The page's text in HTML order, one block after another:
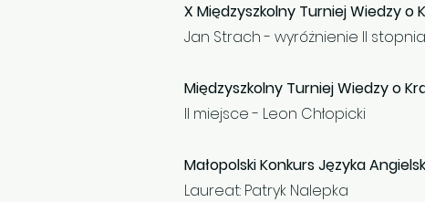
X Międzyszkolny Turniej Wiedzy o
Jan Strach - wyróżnienie II stopnia
Międzyszkolny Turniej Wiedzy o
II miejsce - Leon Chłopicki
Małopolski Konkurs Języka
Laureat: Patryk Nalepka